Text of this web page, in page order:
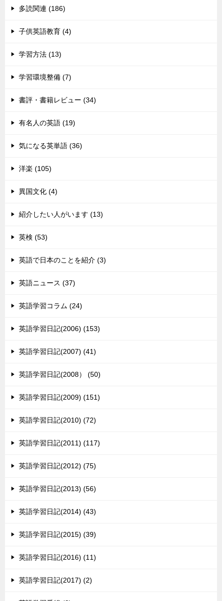
多読関連 (186)
子供英語教育 (4)
学習方法 (13)
学習環境整備 (7)
書評・書籍レビュー (34)
有名人の英語 (19)
気になる英単語 (36)
洋楽 (105)
異国文化 (4)
紹介したい人がいます (13)
英検 (53)
英語で日本のことを紹介 (3)
英語ニュース (37)
英語学習コラム (24)
英語学習日記(2006) (153)
英語学習日記(2007) (41)
英語学習日記(2008） (50)
英語学習日記(2009) (151)
英語学習日記(2010) (72)
英語学習日記(2011) (117)
英語学習日記(2012) (75)
英語学習日記(2013) (56)
英語学習日記(2014) (43)
英語学習日記(2015) (39)
英語学習日記(2016) (11)
英語学習日記(2017) (2)